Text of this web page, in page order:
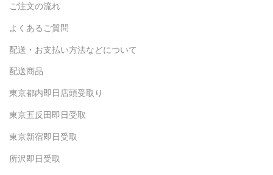
ご注文の流れ
よくあるご質問
配送・お支払い方法などについて
配送商品
東京都内即日店頭受取り
東京五反田即日受取
東京新宿即日受取
所沢即日受取